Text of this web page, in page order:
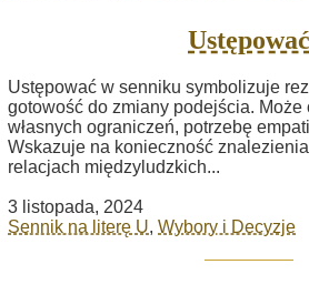
Ustępować
Ustępować w senniku symbolizuje
gotowość do zmiany podejścia.
własnych ograniczeń, potrzebę
Wskazuje na konieczność
relacjach międzyludzkich...
3 listopada, 2024
Sennik na literę U, Wybory i Decyzje